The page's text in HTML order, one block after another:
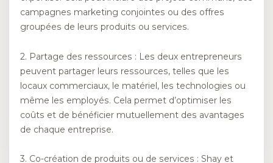
campagnes marketing conjointes ou des offres
groupées de leurs produits ou services.
2. Partage des ressources : Les deux entrepreneurs
peuvent partager leurs ressources, telles que les
locaux commerciaux, le matériel, les technologies ou
même les employés. Cela permet d’optimiser les
coûts et de bénéficier mutuellement des avantages
de chaque entreprise.
3. Co-création de produits ou de services : Shay et